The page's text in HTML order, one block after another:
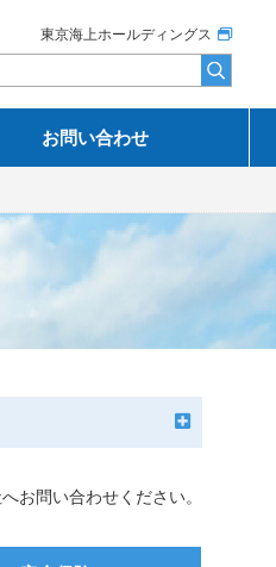
東京海上ホールディングス
お問い合わせ
お問い合わせください。